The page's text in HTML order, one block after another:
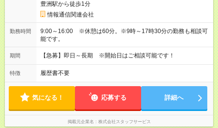
豊洲駅から徒歩1分
情報通信関連会社
勤務時間
9:00～16:00 ※休憩は60分。※9時～17時30分の勤務も相談可
能です。
期間 【急募】即日～長期 ※開始日はご相談可能です！
特徴 履歴書不要
気になる！ 応募する 詳細へ
掲載元企業名 株式会社スタッフサービス